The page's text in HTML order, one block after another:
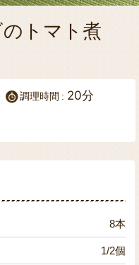
トマト煮
調理時間 20分
8本
1/2個